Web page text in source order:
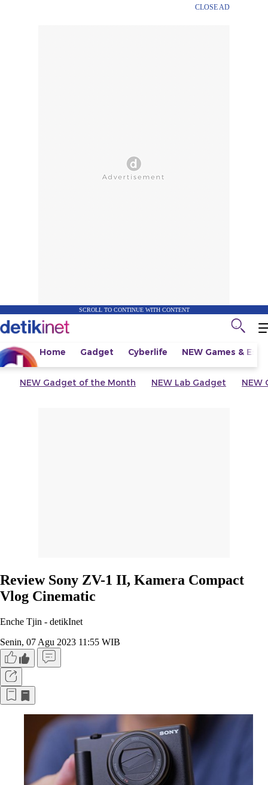
CLOSE AD
SCROLL TO CONTINUE WITH CONTENT
Home Gadget Cyberlife NEW Games &
NEW Gadget of the Month NEW Lab Gadget NEW
Review Sony ZV-1 II, Kamera Compact
Vlog Cinematic
Enche Tjin - detikInet
Senin, 07 Agu 2023 11:55 WIB